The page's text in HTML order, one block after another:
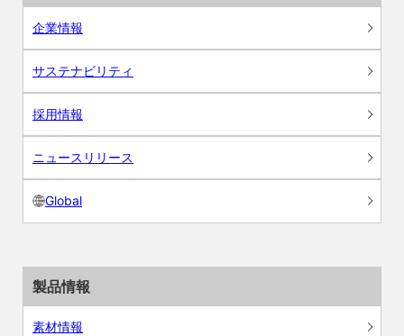
企業情報
サステナビリティ
採用情報
ニュースリリース
Global
製品情報
素材情報